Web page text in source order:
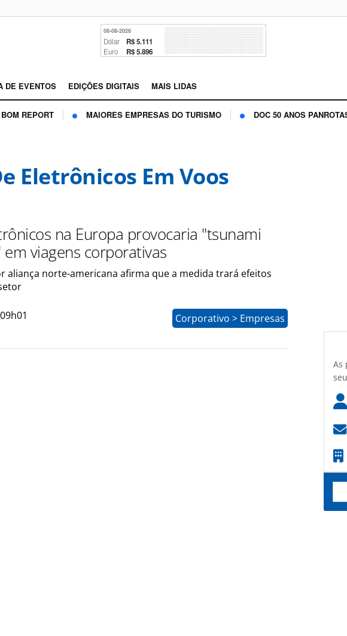
06-08-2026
Dólar R$ 5.111
Euro R$ 5.896
DE EVENTOS EDIÇÕES DIGITAIS MAIS LIDAS
BOM REPORT MAIORES EMPRESAS DO TURISMO DOC 50 ANOS
Eletrônicos Em Voos
na Europa provocaria "tsunami
viagens corporativas
aliança norte-americana afirma que a medida trará efeitos
Corporativo > Empresas
As